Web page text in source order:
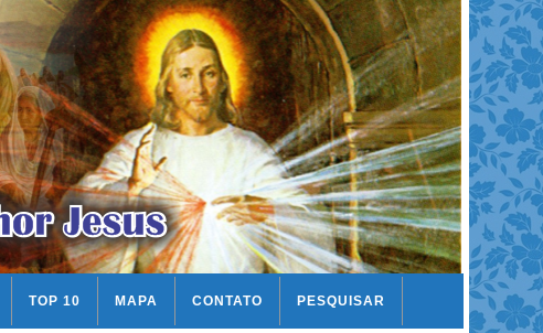
TOP 10 MAPA CONTATO PESQUISAR